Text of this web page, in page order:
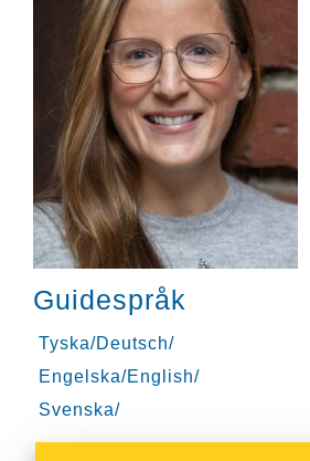
Guidespråk
Tyska/Deutsch/
Engelska/English/
Svenska/